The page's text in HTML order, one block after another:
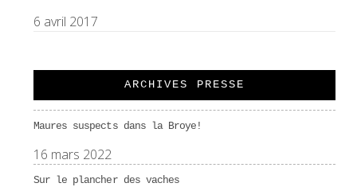
6 avril 2017
ARCHIVES PRESSE
Maures suspects dans la Broye!
16 mars 2022
Sur le plancher des vaches